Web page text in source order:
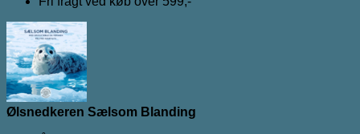
Ølsnedkeren Sælsom Blanding